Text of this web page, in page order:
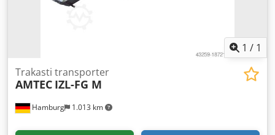
1 / 1
Hamburg 1.013 km
Trakasti transporter
AMTEC IZL-FG M